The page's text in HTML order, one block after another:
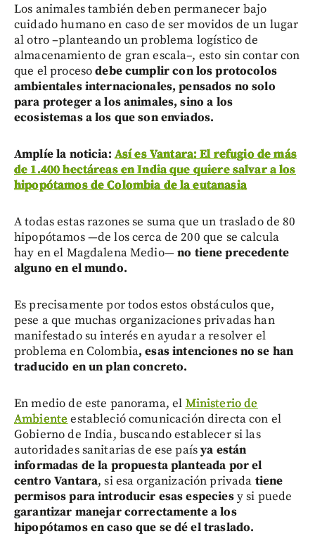
Los animales también deben permanecer bajo
cuidado humano en caso de ser movidos de un lugar
al otro –planteando un problema logístico de
almacenamiento de gran escala–, esto sin contar con
que el procesodebe cumplir con los protocolos
ambientales internacionales, pensados no solo
para proteger a los animales, sino a los
ecosistemas a los que son enviados.
Amplíe la noticia: Así es Vantara: El refugio de más
de 1.400 hectáreas en India que quiere salvar a los
hipopótamos de Colombia de la eutanasia
A todas estas razones se suma que un traslado de 80
hipopótamos —de los cerca de 200 que se calcula
hay en el Magdalena Medio—no tiene precedente
alguno en el mundo.
Es precisamente por todos estos obstáculos que,
pese a que muchas organizaciones privadas han
manifestado su interés en ayudar a resolver el
problema en Colombia, esas intenciones no se han
traducido en un plan concreto.
En medio de este panorama, el Ministerio de
Ambiente estableció comunicación directa con el
Gobierno de India, buscando establecer si las
autoridades sanitarias de ese paísya están
informadas de la propuesta planteada por el
centro Vantara, si esa organización privada tiene
permisos para introducir esas especiesy si puede
garantizar manejar correctamente a los
hipopótamos en caso que se dé el traslado.